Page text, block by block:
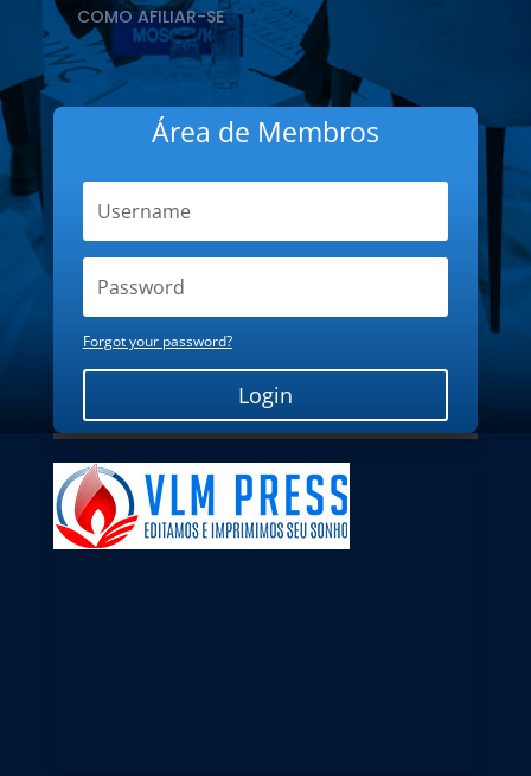
COMO AFILIAR-SE
Área de Membros
Forgot your password?
Login